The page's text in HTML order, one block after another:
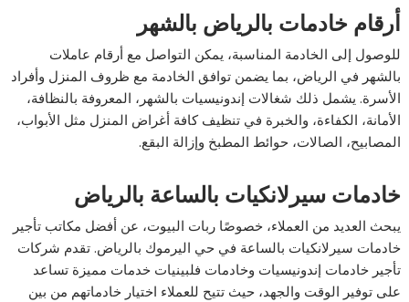
أرقام خادمات بالرياض بالشهر
للوصول إلى الخادمة المناسبة، يمكن التواصل مع أرقام عاملات
بالشهر في الرياض، بما يضمن توافق الخادمة مع ظروف المنزل وأفراد
الأسرة. يشمل ذلك شغالات إندونيسيات بالشهر، المعروفة بالنظافة،
الأمانة، الكفاءة، والخبرة في تنظيف كافة أغراض المنزل مثل الأبواب،
المصابيح، الصالات، حوائط المطبخ وإزالة البقع.
خادمات سيرلانكيات بالساعة بالرياض
يبحث العديد من العملاء، خصوصًا ربات البيوت، عن أفضل مكاتب تأجير
خادمات سيرلانكيات بالساعة في حي اليرموك بالرياض. تقدم شركات
تأجير خادمات إندونيسيات وخادمات فلبينيات خدمات مميزة تساعد
على توفير الوقت والجهد، حيث تتيح للعملاء اختيار خادماتهم من بين